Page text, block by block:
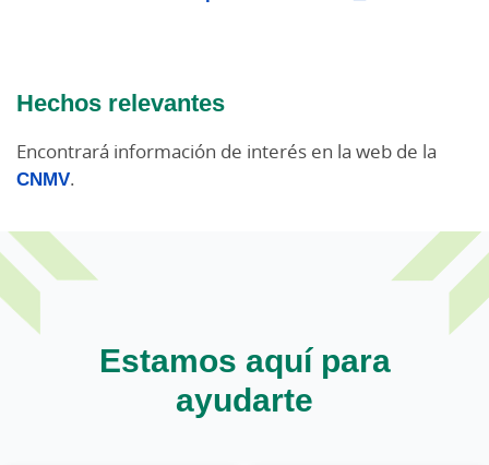
Hechos relevantes
Encontrará información de interés en la web de la
CNMV.
Estamos aquí para
ayudarte